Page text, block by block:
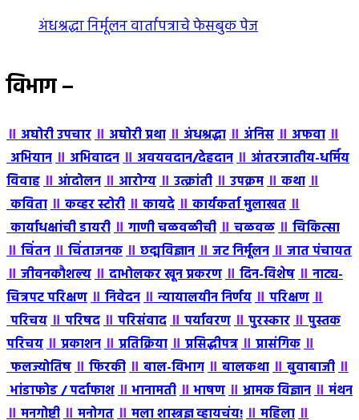
अंधश्रद्धा निर्मूलन वार्तापत्राचे फेसबुक पेज
विभाग –
॥अघोरी उपचार॥अघोरी प्रथा॥अंधश्रद्धा॥अंंनिस॥अफवा॥
अभियान॥अभिवादन॥अवयवदान/देहदान॥आंतरजातीय-धर्मिय
विवाह॥आंदोलन॥आरोग्य॥उत्क्रांती॥उपक्रम॥कथा॥
कविता॥कव्हर स्टोरी॥कायदे॥कार्यकर्ता मुलाखत॥
कार्याधक्षांची डायरी॥गाणी चळवळीची॥चळवळ॥चिकित्सा
॥चिंतन॥चिंताजनक॥छद्मविज्ञान॥जट निर्मूलन॥जात पंचायत
॥जीवनकौशल्य॥दाभोलकर खून प्रकरण॥दिन-विशेष॥नाट्य-
चित्रपट परिक्षण॥निवेदन॥न्यायालयीन निर्णय॥परिक्षण॥
परिचय॥परिषद॥परिसंवाद॥पर्यावरण॥पुरस्कार॥पुस्तक
परिचय॥प्रकाशन॥प्रतिक्रिया॥प्रसिद्धीपत्र॥प्रासंगिक॥
फलज्योतिष॥फिरकी॥बाल-विभाग॥बालकथा॥बुवाबाजी॥
भांडाफोड / पर्दाफाश॥भानामती॥भाषण॥भ्रामक विज्ञान॥मंथन
॥मनगोष्टी॥मनोगत॥मला शास्त्रज्ञ व्हायचंय!॥महिला॥